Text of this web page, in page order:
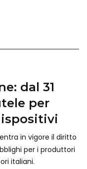
dal 31
per
in vigore il diritto
per i produttori
italiani.